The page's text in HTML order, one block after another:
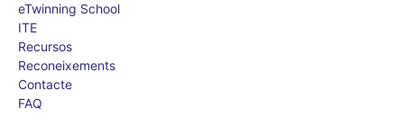
eTwinning School
ITE
Recursos
Reconeixements
Contacte
FAQ